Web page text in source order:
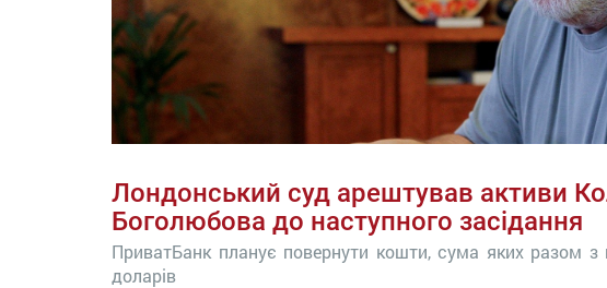
Лондонський суд арештував активи
Боголюбова до наступного засідання
ПриватБанк планує повернути кошти, сума яких разом
доларів